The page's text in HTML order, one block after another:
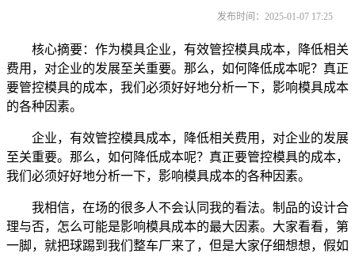
发布时间：2025-01-07 17:25
核心摘要：作为模具企业，有效管控模具成本，降低相关
费用，对企业的发展至关重要。那么，如何降低成本呢？真正
要管控模具的成本，我们必须好好地分析一下，影响模具成本
的各种因素。
企业，有效管控模具成本，降低相关费用，对企业的发展
至关重要。那么，如何降低成本呢？真正要管控模具的成本，
我们必须好好地分析一下，影响模具成本的各种因素。
我相信，在场的很多人不会认同我的看法。制品的设计合
理与否，怎么可能是影响模具成本的最大因素。大家看看，第
一脚，就把球踢到我们整车厂来了，但是大家仔细想想，假如